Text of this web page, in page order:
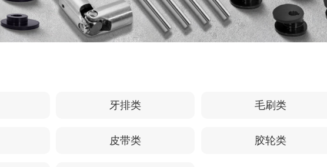
牙排类 毛刷类
皮带类 胶轮类